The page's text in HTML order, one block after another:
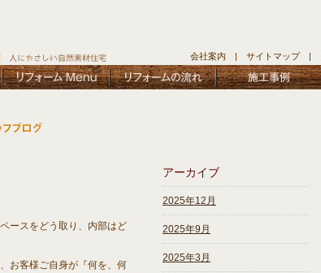
会社案内 | サイトマップ|
ースをどう取り、内部はど
お客様ご自身が『何を、何
アーカイブ
2025年12月
2025年9月
2025年3月